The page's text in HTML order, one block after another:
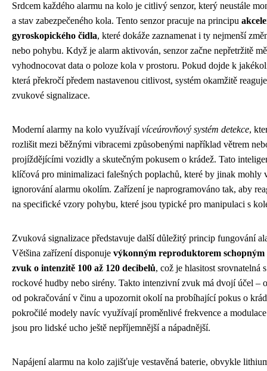
Srdcem každého alarmu na kolo je citlivý senzor, který neustále
a stav zabezpečeného kola. Tento senzor pracuje na principu
gyroskopického čidla, které dokáže zaznamenat i ty nejmenší
nebo pohybu. Když je alarm aktivován, senzor začne nepřetržitě
vyhodnocovat data o poloze kola v prostoru. Pokud dojde k
která překročí předem nastavenou citlivost, systém okamžitě
zvukové signalizace.
Moderní alarmy na kolo využívajívíceúrovňový systém detekce,
rozlišit mezi běžnými vibracemi způsobenými například větrem
projíždějícími vozidly a skutečným pokusem o krádež. Tato
klíčová pro minimalizaci falešných poplachů, které by jinak mohly
ignorování alarmu okolím. Zařízení je naprogramováno tak, aby
na specifické vzory pohybu, které jsou typické pro manipulaci s
Zvuková signalizace představuje další důležitý princip fungování
Většina zařízení disponuje výkonným reproduktorem schopným
zvuk o intenzitě 100 až 120 decibelů, což je hlasitost srovnatelná
rockové hudby nebo sirény. Takto intenzivní zvuk má dvojí účel –
od pokračování v činu a upozornit okolí na probíhající pokus o
pokročilé modely navíc využívají proměnlivé frekvence a
jsou pro lidské ucho ještě nepříjemnější a nápadnější.
Napájení alarmu na kolo zajišťuje vestavěná baterie, obvykle